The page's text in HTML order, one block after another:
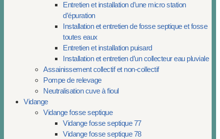
Entretien et installation d’une micro station
d’épuration
Installation et entretien de fosse septique et fosse
toutes eaux
Entretien et installation puisard
Installation et entretien d’un collecteur eau pluviale
Assainissement collectif et non-collectif
Pompe de relevage
Neutralisation cuve à fioul
Vidange
Vidange fosse septique
Vidange fosse septique 77
Vidange fosse septique 78